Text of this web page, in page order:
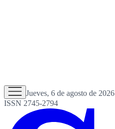
Jueves, 6 de agosto de 2026
ISSN 2745-2794